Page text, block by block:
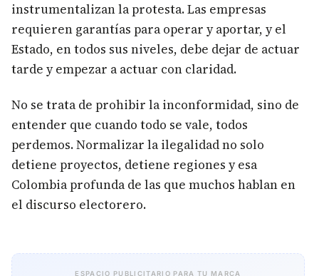
instrumentalizan la protesta. Las empresas
requieren garantías para operar y aportar, y el
Estado, en todos sus niveles, debe dejar de actuar
tarde y empezar a actuar con claridad.
No se trata de prohibir la inconformidad, sino de
entender que cuando todo se vale, todos
perdemos. Normalizar la ilegalidad no solo
detiene proyectos, detiene regiones y esa
Colombia profunda de las que muchos hablan en
el discurso electorero.
ESPACIO PUBLICITARIO PARA TU MARCA